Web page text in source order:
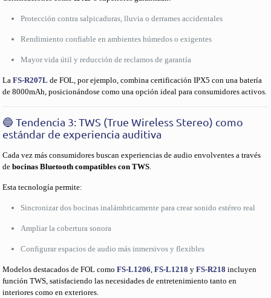
Protección contra salpicaduras, lluvia o derrames accidentales
Rendimiento confiable en ambientes húmedos o exigentes
Mayor vida útil y reducción de reclamos de garantía
LaFS-R207L de FOL, por ejemplo, combina certificación IPX5 con una batería
de 8000mAh, posicionándose como una opción ideal para consumidores activos.
🔵 Tendencia 3: TWS (True Wireless Stereo) como
estándar de experiencia auditiva
Cada vez más consumidores buscan experiencias de audio envolventes a través
debocinas Bluetooth compatibles con TWS.
Esta tecnología permite:
Sincronizar dos bocinas inalámbricamente para crear sonido estéreo real
Ampliar la cobertura sonora
Configurar espacios de audio más inmersivos y flexibles
Modelos destacados de FOL comoFS-L1206,FS-L1218 yFS-R218 incluyen
función TWS, satisfaciendo las necesidades de entretenimiento tanto en
interiores como en exteriores.